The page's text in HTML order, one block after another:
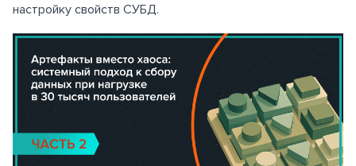
настройку свойств СУБД.